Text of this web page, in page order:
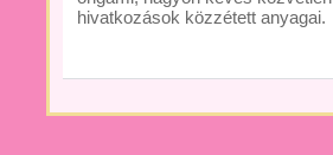
hivatkozások közzétett anyagai.